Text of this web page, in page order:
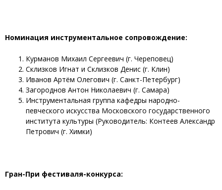
Номинация инструментальное сопровождение:
Курманов Михаил Сергеевич (г. Череповец)
Склизков Игнат и Склизков Денис (г. Клин)
Иванов Артём Олегович (г. Санкт-Петербург)
Загороднов Антон Николаевич (г. Самара)
Инструментальная группа кафедры народно-
певческого искусства Московского государственного
института культуры (Руководитель: Контеев Александр
Петрович (г. Химки)
Гран-При фестиваля-конкурса: